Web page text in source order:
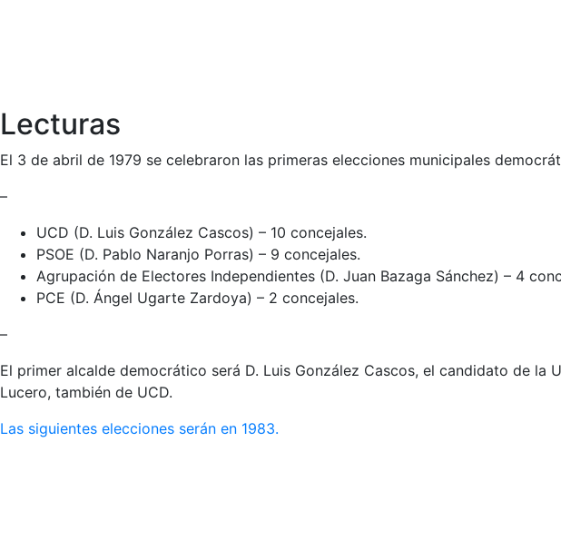
Lecturas
El 3 de abril de 1979 se celebraron las primeras elecciones municipales
–
UCD (D. Luis González Cascos) – 10 concejales.
PSOE (D. Pablo Naranjo Porras) – 9 concejales.
Agrupación de Electores Independientes (D. Juan Bazaga Sánchez) – 4
PCE (D. Ángel Ugarte Zardoya) – 2 concejales.
–
El primer alcalde democrático será D. Luis González Cascos, el candidato de la
Lucero, también de UCD.
Las siguientes elecciones serán en 1983.